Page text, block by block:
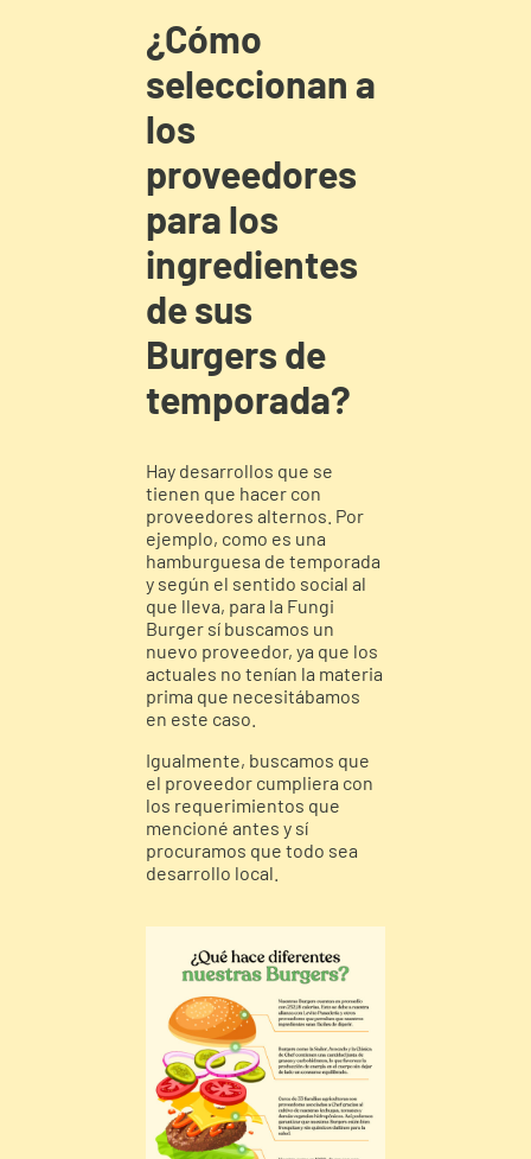
¿Cómo
seleccionan a
los
proveedores
para los
ingredientes
de sus
Burgers de
temporada?
Hay desarrollos que se
tienen que hacer con
proveedores alternos. Por
ejemplo, como es una
hamburguesa de temporada
y según el sentido social al
que lleva, para la Fungi
Burger sí buscamos un
nuevo proveedor, ya que los
actuales no tenían la materia
prima que necesitábamos
en este caso.
Igualmente, buscamos que
el proveedor cumpliera con
los requerimientos que
mencioné antes y sí
procuramos que todo sea
desarrollo local.